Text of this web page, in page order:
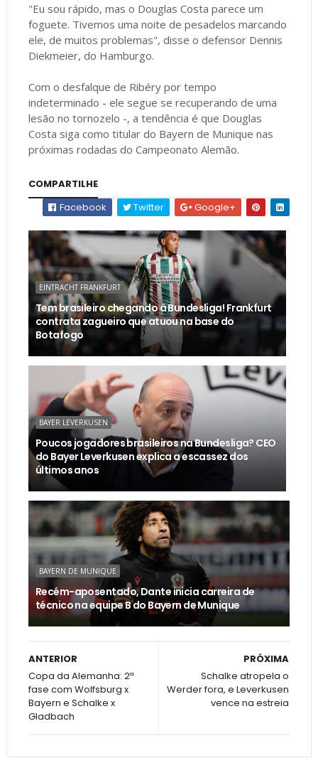
"Eu sou rápido, mas o Douglas Costa parece um
foguete. Tivemos uma noite de pesadelos marcando
ele, de muitos problemas", disse o defensor Dennis
Diekmeier, do Hamburgo.
Com o desfalque de Ribéry por tempo
indeterminado - ele segue se recuperando de uma
lesão no tornozelo -, a tendência é que Douglas
Costa siga como titular do Bayern de Munique nas
próximas rodadas do Campeonato Alemão.
COMPARTILHE
Facebook
Twitter Google+
EINTRACHT FRANKFURT
Tem brasileiro chegando à Bundesliga! Frankfurt
contrata zagueiro que atuou na base do
Botafogo
BAYER LEVERKUSEN
Poucos jogadores brasileiros na Bundesliga? CEO
do Bayer Leverkusen explica a escassez dos
últimos anos
BAYERN DE MUNIQUE
Recém-aposentado, Dante inicia carreira de
técnico na equipe B do Bayern de Munique
PRÓXIMA
Schalke atropela o
Werder fora, e Leverkusen
vence na estreia
ANTERIOR
Copa da Alemanha: 2ª
fase com Wolfsburg x
Bayern e Schalke x
Gladbach